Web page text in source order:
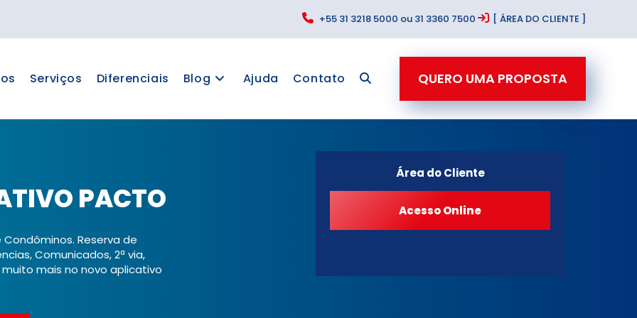
+55 31 3218 5000 ou 31 3360 7500 [ ÁREA DO CLIENTE ]
QUERO UMA PROPOSTA
Serviços Diferenciais Blog Ajuda Contato
PACTO
Condôminos. Reserva de
Comunicados, 2ª via,
mais no novo aplicativo
Área do Cliente